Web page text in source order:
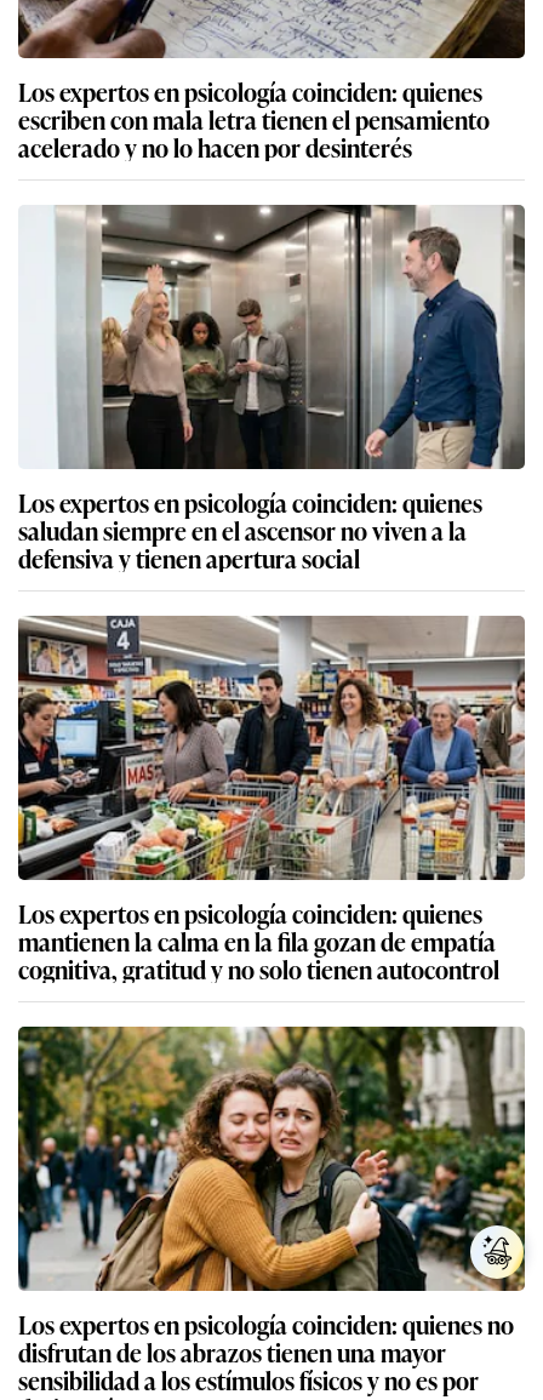
Los expertos en psicología coinciden: quienes
escriben con mala letra tienen el pensamiento
acelerado y no lo hacen por desinterés
Los expertos en psicología coinciden: quienes
saludan siempre en el ascensor no viven a la
defensiva y tienen apertura social
Los expertos en psicología coinciden: quienes
mantienen la calma en la fila gozan de empatía
cognitiva, gratitud y no solo tienen autocontrol
Los expertos en psicología coinciden: quienes no
disfrutan de los abrazos tienen una mayor
sensibilidad a los estímulos físicos y no es por